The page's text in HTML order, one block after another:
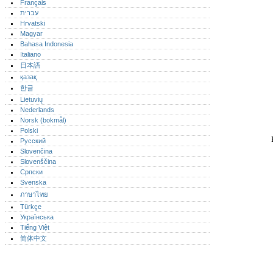
Français
עברית
Hrvatski
Magyar
Bahasa Indonesia
Italiano
日本語
қазақ
한글
Lietuvių
Nederlands
Norsk (bokmål)‎
Polski
Русский
Slovenčina
Slovenščina
Српски
Svenska
ภาษาไทย
Türkçe
Українська
Tiếng Việt
简体中文